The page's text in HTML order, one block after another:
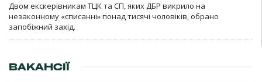
Двом екскерівникам ТЦК та СП, яких ДБР викрило на
незаконному «списанні» понад тисячі чоловіків, обрано
запобіжний захід.
ВАКАНСІЇ